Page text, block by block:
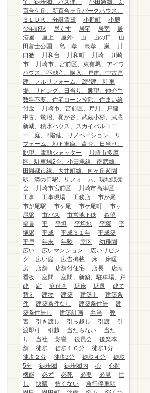
て、徒歩圏、バス便、
小田急線、新
百合ケ丘、新百合ヶ丘パークハウス、
３ＬＤＫ、分譲賃貸
小野町
小鹿
少年野球
尽くす 居宅 居室
居
酒屋
屋上 屋外 山 山の日
山
田富士公園
島 孝 島孝 嵐
川
口徹
川和台 川和町 川崎
川崎
市
川崎市、宮前区、東有馬、アイワ
ハウス、不動産、購入、戸建、中古戸
建、フルリフォーム、2階建、駐車
場、リビング、日当り、眺望、仲介手
数料不要、住宅ローン控除、住まい給
付金
川崎市、宮前区、野川、戸建、
中古、鷺沼、梶が谷、武蔵小杉、武蔵
新城、積水ハウス、スカイバルコニ
ー、庭、2階建、リノベーション、リ
フォーム、地下車庫、高台、日当り、
眺望、電動シャッター
川崎市多摩
区、駐車場2台、小田急線、南武線、
田園都市線、大井町線、向ヶ丘遊園
駅、溝の口駅、リフォーム、現地販売
会
川崎市宮前区
川崎市高津区
工事
工事現場 工務店
市が尾
市が尾駅
市ヶ尾 市ケ尾町
市ヶ
尾駅
市バス 市営地下鉄
希望
幅員
平 平坦 平坦地 平塚
平
塚駅
平成 平成３１年
平成築
平戸
年末 年齢 幸区
幼稚園
広い
広いマンション
広いリビン
グ
広い庭 広告掲載 床
床暖
房
店舗 店舗付住宅 店長
店頭
看板
座間
座間、新築、駐車場、戸
建
庭 庭付き 延床 延長
建て
替え
建物 建築 建築士
建築条
件
建築条件なし 建築条件無
建
築条件無し
建築計画 弁当
弊
害
引き渡し 引っ越し 引渡
引
渡即可
引越 当たらない
当た
り
当社 影響 役員会
後楽本
舗
徒歩 徒歩１０分
徒歩1分
徒歩２分
徒歩3分 徒歩４分
徒歩
5分
徒歩圏 徒歩圏内 心
心肺
機能
必ず 必死 必要 必見
忙
し
快晴 怖くない
急行停車駅